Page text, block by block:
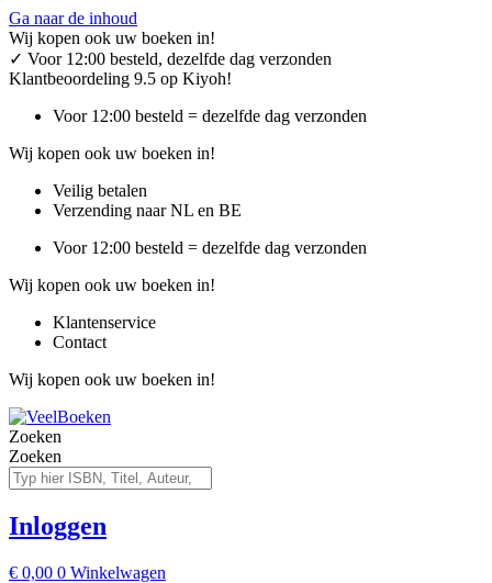
Ga naar de inhoud
Wij kopen ook uw boeken in!
✓ Voor 12:00 besteld, dezelfde dag verzonden
Klantbeoordeling 9.5 op Kiyoh!
Voor 12:00 besteld = dezelfde dag verzonden
Wij kopen ook uw boeken in!
Veilig betalen
Verzending naar NL en BE
Voor 12:00 besteld = dezelfde dag verzonden
Wij kopen ook uw boeken in!
Klantenservice
Contact
Wij kopen ook uw boeken in!
Zoeken
Zoeken
Inloggen
€ 0,00 0 Winkelwagen